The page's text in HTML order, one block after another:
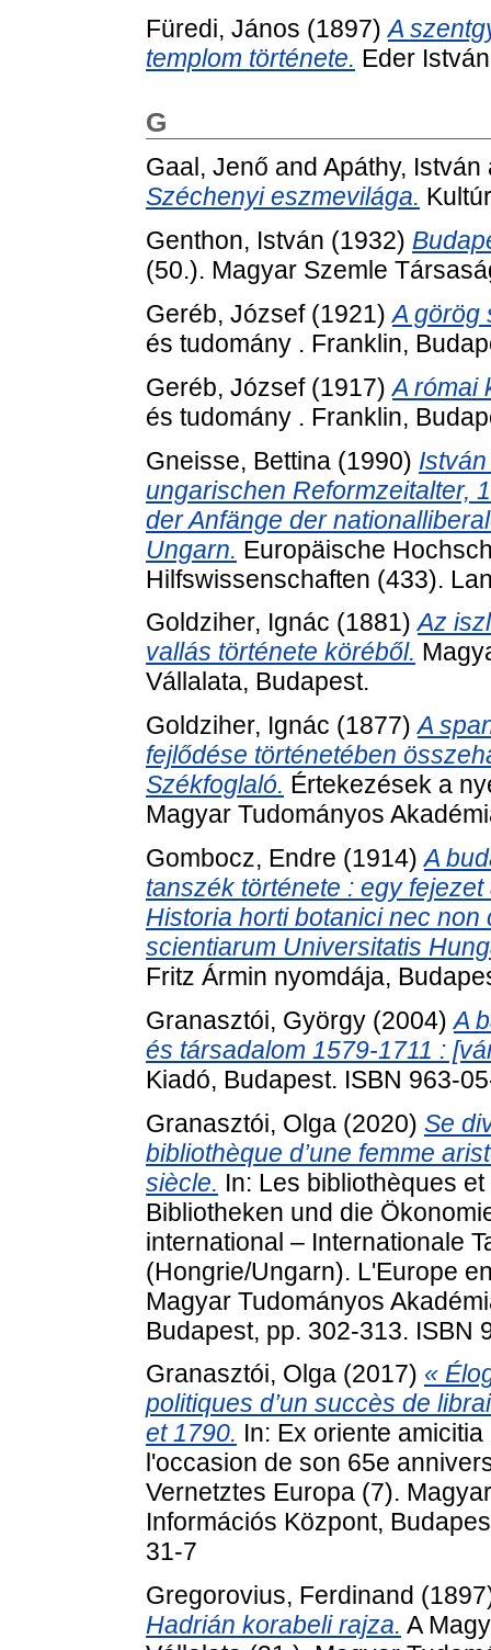
Füredi, János (1897)A
templom története. Eder
G
Gaal, Jenő and Apáthy, István
Széchenyi eszmevilága.
Genthon, István (1932)
(50.). Magyar Szemle
Geréb, József(1921)A görög
és tudomány . Franklin,
Geréb, József(1917)A római
és tudomány . Franklin,
Gneisse, Bettina (1990)
ungarischen Reformzeitalter,
der Anfänge der
Ungarn. Europäische
Hilfswissenschaften (433).
Goldziher, Ignác (1881)Az
vallás története köréből.
Vállalata, Budapest.
Goldziher, Ignác (1877)A
fejlődése történetében
Székfoglaló. Értekezések a
Magyar Tudományos
Gombocz, Endre (1914)A
tanszék története : egy
Historia horti botanici nec
scientiarum Universitatis
Fritz Ármin nyomdája,
Granasztói, György (2004)A
és társadalom 1579-1711 :
Kiadó, Budapest. ISBN 963-
Granasztói, Olga (2020) Se
bibliothèque d’une femme
siècle. In: Les bibliothèques
Bibliotheken und die
international – Internationale
(Hongrie/Ungarn). L'Europe
Magyar Tudományos
Budapest, pp. 302-313. ISBN
Granasztói, Olga (2017) «
politiques d’un succès de
et 1790. In: Ex oriente
l'occasion de son 65e
Vernetztes Europa (7).
Információs Központ,
31-7
Gregorovius, Ferdinand
Hadrián korabeli rajza. A